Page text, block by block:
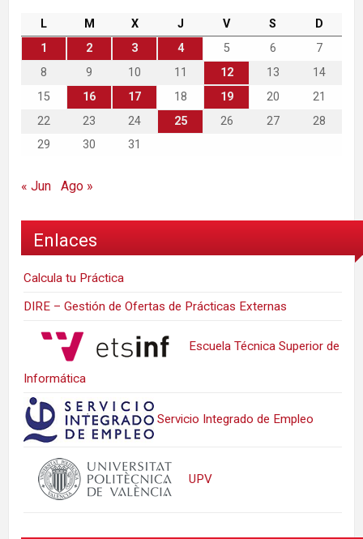
L M X J V S
D
1
2 3 4 5 6
7
8
9 10 11 12 13
14
15
16 17 18 19 20
21
22
23 24 25 26 27
28
29
30 31
« Jun Ago »
Enlaces
Calcula tu Práctica
DIRE – Gestión de Ofertas de Prácticas Externas
Escuela Técnica Superior de
Informática
Servicio Integrado de Empleo
UPV